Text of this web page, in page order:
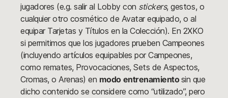
jugadores (e.g. salir al Lobby con stickers, gestos, o
cualquier otro cosmético de Avatar equipado, o al
equipar Tarjetas y Títulos en la Colección). En 2XKO
si permitimos que los jugadores prueben Campeones
(incluyendo artículos equipables por Campeones,
como remates, Provocaciones, Sets de Aspectos,
Cromas, o Arenas) en modo entrenamientosin que
dicho contenido se considere como “utilizado”, pero